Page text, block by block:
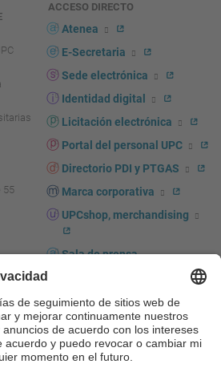
55
ACCESO DIRECTO
Atenea
E-Secretaria
Sede electrónica
Identidad digital
Licitación electrónica
Portal del personal UPC
Directorio PDI y PTGAS
Marca corporativa
UPCshop, merchandising
Sala de prensa